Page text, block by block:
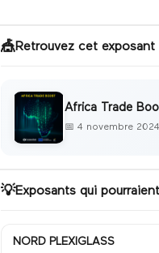
🎪Retrouvez cet exposant
Africa Trade
📅 4 novembre 2024
💡Exposants qui
NORD PLEXIGLASS